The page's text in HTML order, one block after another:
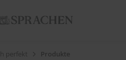
perfekt Produkte